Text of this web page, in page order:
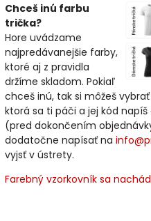
Chceš inú farbu
trička?
Hore uvádzame
najpredávanejšie farby,
ktoré aj z pravidla
držíme skladom. Pokiaľ
chceš inú, tak si môžeš
ktorá sa ti páči a jej kód
(pred dokončením
dodatočne napísať na
vyjsť v ústrety.
Farebný vzorkovník sa